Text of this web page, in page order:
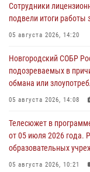
Сотрудники
подвели итоги работы
05 августа 2026, 14:20
Новгородский СОБР
подозреваемых в
обмана или
05 августа 2026, 14:08
Телесюжет в
от 05 июля 2026 года.
образовательных
05 августа 2026, 10:21